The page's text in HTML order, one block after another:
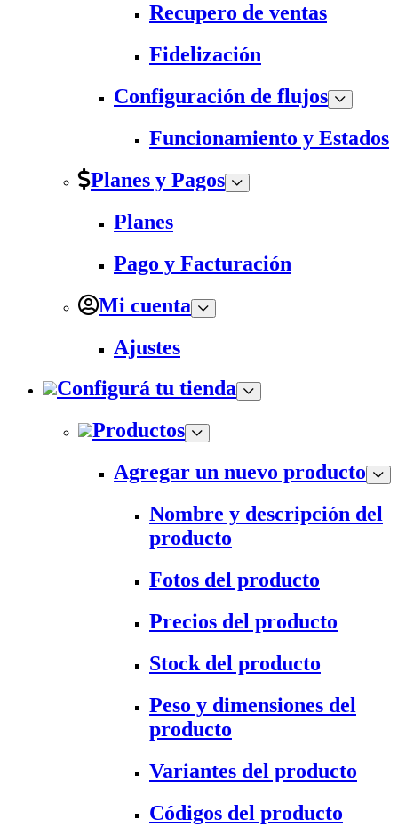
Recupero de ventas
Fidelización
Configuración de flujos
Funcionamiento y Estados
Planes y Pagos
Planes
Pago y Facturación
Mi cuenta
Ajustes
Configurá tu tienda
Productos
Agregar un nuevo producto
Nombre y descripción del
producto
Fotos del producto
Precios del producto
Stock del producto
Peso y dimensiones del
producto
Variantes del producto
Códigos del producto